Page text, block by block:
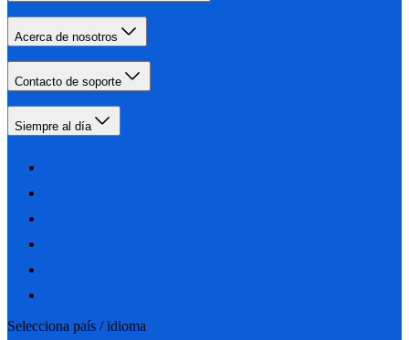
Acerca de nosotros
Contacto de soporte
Siempre al día
Selecciona país / idioma